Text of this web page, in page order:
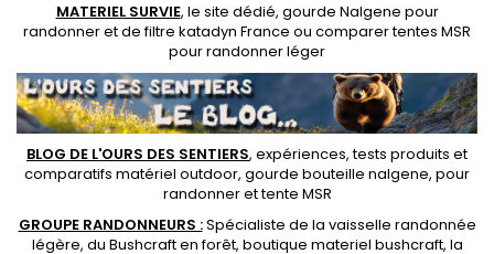
MATERIEL SURVIE, le site dédié, gourde Nalgene pour
randonneret defiltre katadyn France ou comparer tentes MSR
pour randonner léger
BLOG DE L'OURS DES SENTIERS, expériences, tests produits et
comparatifs matériel outdoor, gourde bouteille nalgene, pour
randonner ettente MSR
GROUPE RANDONNEURS :Spécialiste de la vaisselle randonnée
légère, du Bushcraft en forêt, boutique materiel bushcraft, la